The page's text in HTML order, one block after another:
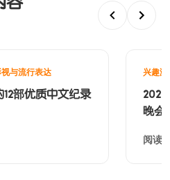
容
与流行表达
部优质中文纪录
兴趣激
晚会
阅读